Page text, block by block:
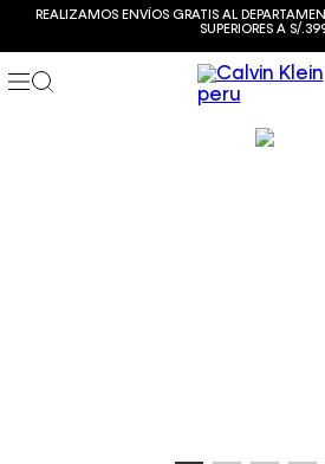
REALIZAMOS ENVÍOS GRATIS AL
SUPERIORES A S/